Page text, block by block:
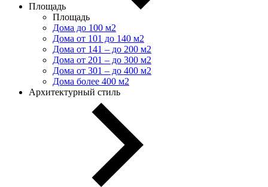
Площадь
Площадь
Дома до 100 м2
Дома от 101 до 140 м2
Дома от 141 – до 200 м2
Дома от 201 – до 300 м2
Дома от 301 – до 400 м2
Дома более 400 м2
Архитектурный стиль